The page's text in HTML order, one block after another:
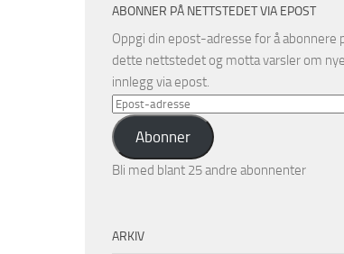
ABONNER PÅ NETTSTEDET VIA EPOST
Oppgi din epost-adresse for å abonnere
dette nettstedet og motta varsler om nye
innlegg via epost.
Epost-
adresse
Abonner
Bli med blant 25 andre abonnenter
ARKIV